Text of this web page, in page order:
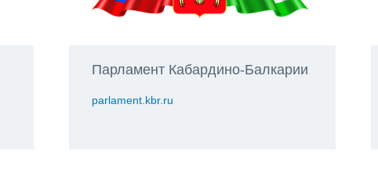
Парламент Кабардино-Балкарии
parlament.kbr.ru